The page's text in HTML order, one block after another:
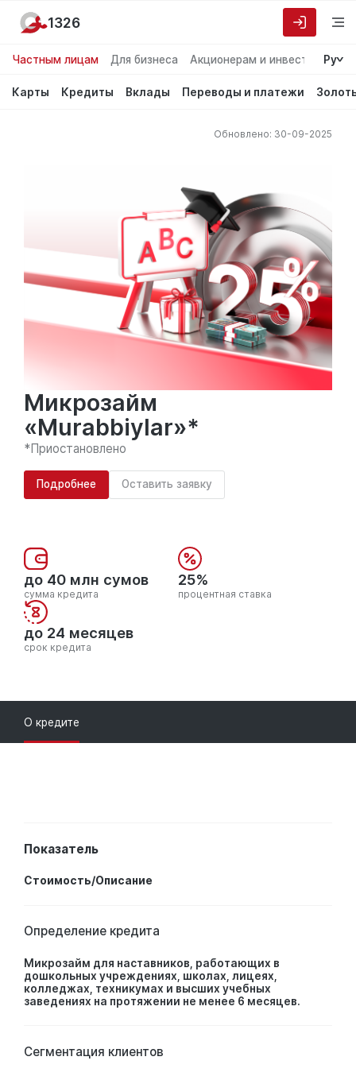
Частным лицам Для бизнеса Акционерам и инвесторам
Ру
Карты Кредиты Вклады Переводы и платежи
1326
Обновлено: 30-09-2025
Микрозайм
«Murabbiylar»*
*Приостановлено
Подробнее Оставить заявку
до 40 млн сумов
сумма кредита
25%
процентная ставка
до 24 месяцев
срок кредита
О кредите
Показатель
Стоимость/Описание
Определение кредита
Микрозайм для наставников, работающих в
дошкольных учреждениях, школах, лицеях,
колледжах, техникумах и высших учебных
заведениях на протяжении не менее 6 месяцев.
Сегментация клиентов